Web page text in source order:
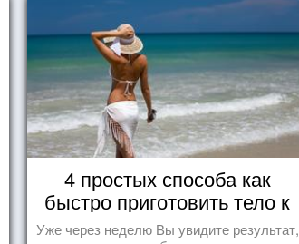
4 простых способа как
быстро приготовить тело к
морю
Уже через неделю Вы увидите результат,